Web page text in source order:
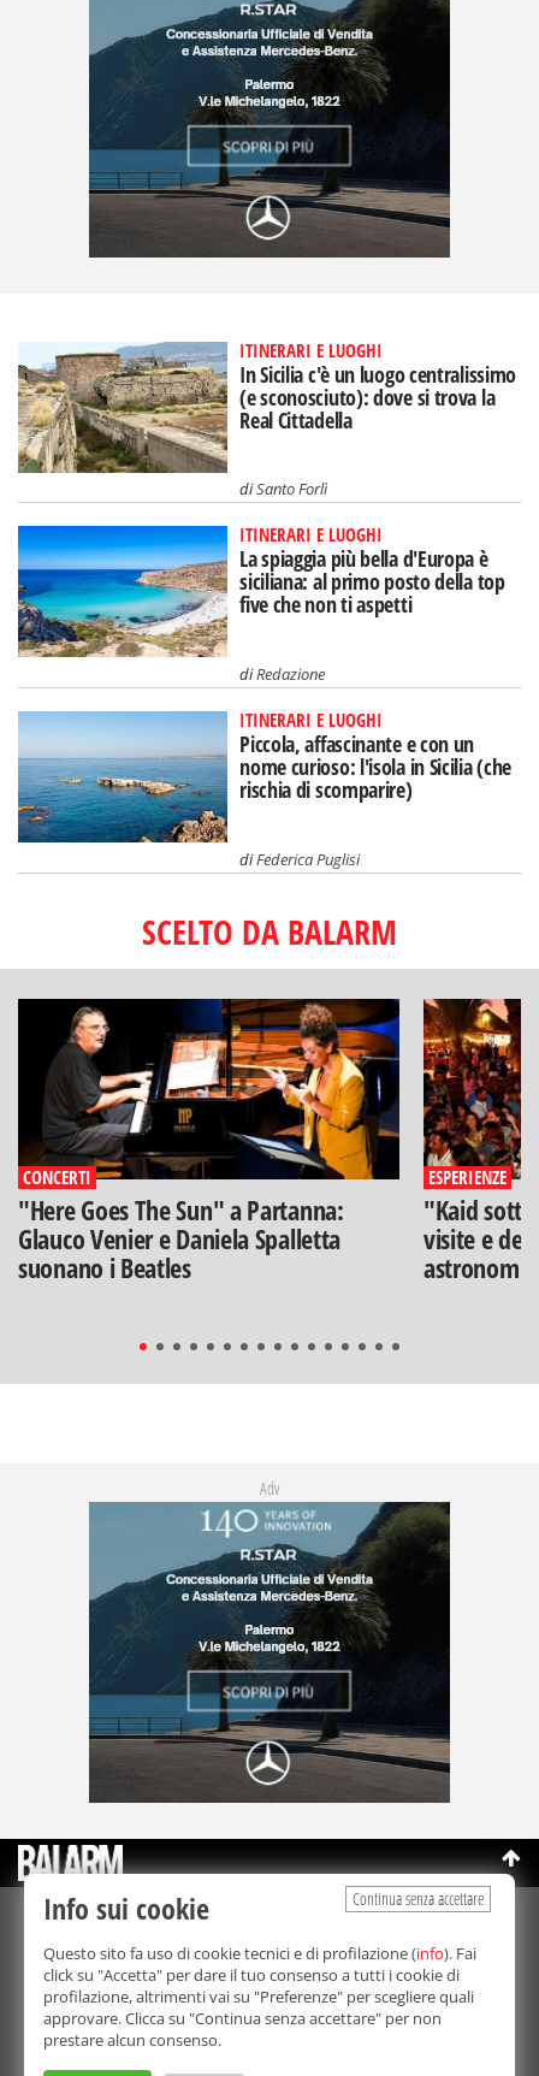
ITINERARI E LUOGHI
In Sicilia c'è un luogo centralissimo
(e sconosciuto): dove si trova la
Real Cittadella
diSanto Forlì
ITINERARI E LUOGHI
La spiaggia più bella d'Europa è
siciliana: al primo posto della top
five che non ti aspetti
diRedazione
ITINERARI E LUOGHI
Piccola, affascinante e con un
nome curioso: l'isola in Sicilia (che
rischia di scomparire)
diFederica Puglisi
SCELTO DA BALARM
CONCERTI
"Here Goes The Sun" a Partanna:
Glauco Venier e Daniela Spalletta
suonano i Beatles
ESPERIENZE
"Kaid
visite e
astronomia
Adv
©Copyright 2003-2026
Bmedia Srl- P.IVA 07064240828
La riproduzione totale o parziale di tutti i contenuti, in qualunque
forma, su qualsiasi supporto è proibita.
Balarm.it è una testata giornalistica registrata. Autorizzazione del
Tribunale di Palermo n° 32 del 21/10/2003
Direttore responsabile:
Continua senza accettare
Info sui cookie
Questo sito fa uso di cookie tecnici e di profilazione (info). Fai
click su "Accetta" per dare il tuo consenso a tutti i cookie di
profilazione, altrimenti vai su "Preferenze" per scegliere quali
approvare. Clicca su "Continua senza accettare" per non
prestare alcun consenso.